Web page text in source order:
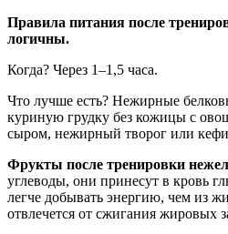
Правила питания после
логичны.
Когда? Через 1–1,5 часа.
Что лучше есть? Нежирные
куриную грудку без кожицы с
сыром, нежирный творог или
Фрукты после тренировки
углеводы, они принесут в кровь
легче добывать энергию, чем из
отвлечется от сжигания жировых